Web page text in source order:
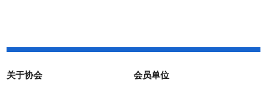
关于协会 会员单位